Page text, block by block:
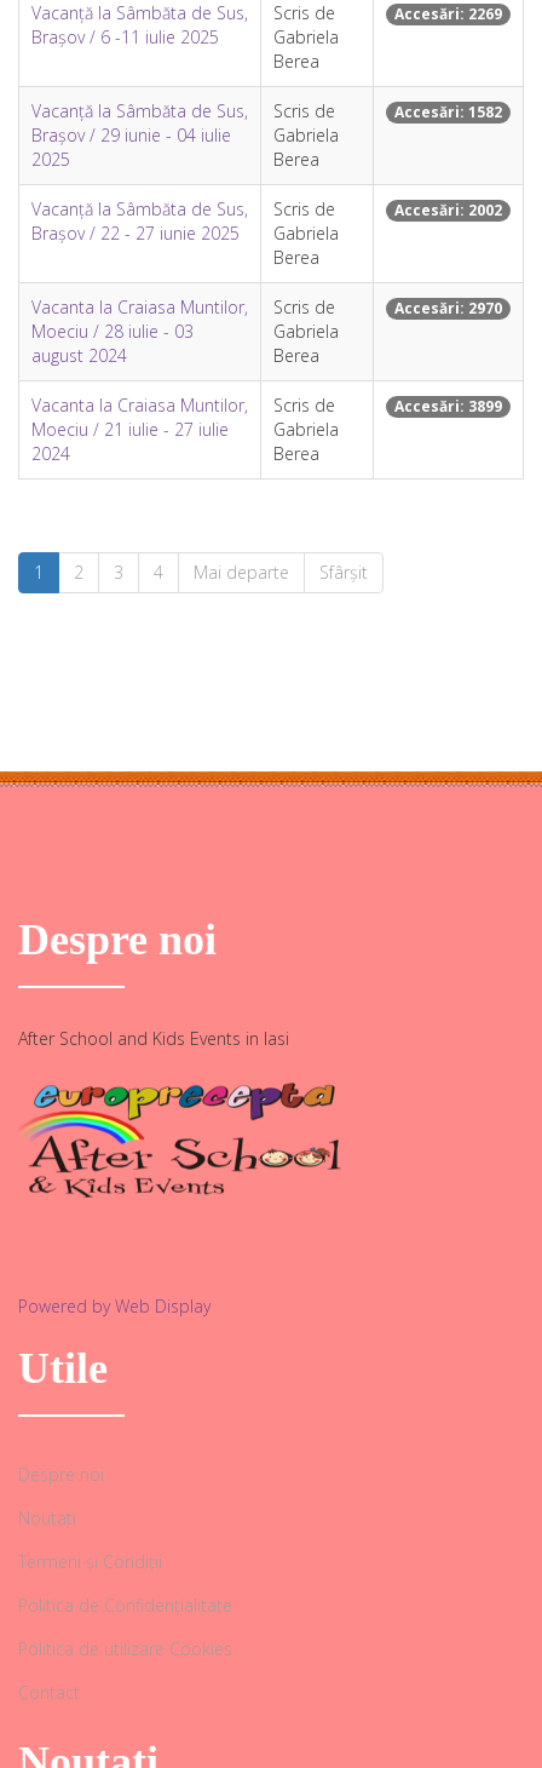
Vacanță la Sâmbăta de Sus,
Brașov / 6 -11 iulie 2025
Scris de
Gabriela
Berea
Accesări: 2269
Vacanță la Sâmbăta de Sus,
Brașov / 29 iunie - 04 iulie
2025
Scris de
Gabriela
Berea
Accesări: 1582
Vacanță la Sâmbăta de Sus,
Brașov / 22 - 27 iunie 2025
Scris de
Gabriela
Berea
Accesări: 2002
Vacanta la Craiasa Muntilor,
Moeciu / 28 iulie - 03
august 2024
Scris de
Gabriela
Berea
Accesări: 2970
Vacanta la Craiasa Muntilor,
Moeciu / 21 iulie - 27 iulie
2024
Scris de
Gabriela
Berea
Accesări: 3899
1 2 3 4 Mai departe Sfârșit
Despre noi
After School and Kids Events in Iasi
Powered by Web Display
Utile
Despre noi
Noutati
Termeni și Condiții
Politica de Confidențialitate
Politica de utilizare Cookies
Contact